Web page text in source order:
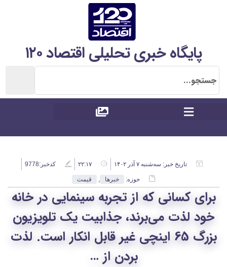
پایگاه خبری تحلیلی اقتصاد ۱۲۰
تاریخ خبر: سه‌شنبه ۷ آذر ۱۴۰۲ ۲۲:۱۷ کدخبر:9778
حوزه: خبرها , قیمت
برای کسانی که از تجربه سینمایی در خانه
خود لذت می‌برند، جذابیت یک تلویزیون
بزرگ 65 اینچی غیر قابل انکار است. لذت
بردن از …